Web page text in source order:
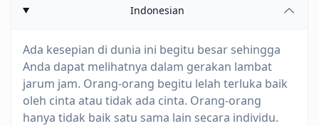
Indonesian
Ada kesepian di dunia ini begitu besar sehingga
Anda dapat melihatnya dalam gerakan lambat
jarum jam. Orang-orang begitu lelah terluka baik
oleh cinta atau tidak ada cinta. Orang-orang
hanya tidak baik satu sama lain secara individu.